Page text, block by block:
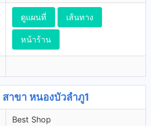
ดูแผนที่ เส้นทาง
หน้าร้าน
าขา หนองบัวลำภู1
Best Shop